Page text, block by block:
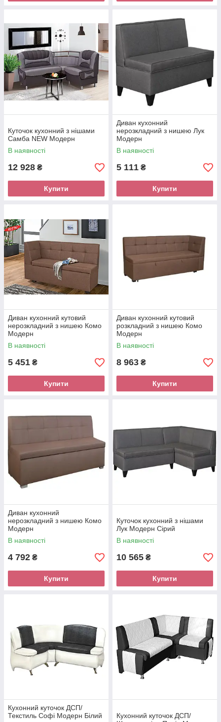
Куточок кухонний з нішами
Самба NEW Модерн
В наявності
12 928 ₴
Купити
Диван кухонний
нерозкладний з нишею Лук
Модерн
В наявності
5 111 ₴
Купити
Диван кухонний кутовий
нерозкладний з нишею Комо
Модерн
В наявності
5 451 ₴
Купити
Диван кухонний кутовий
розкладний з нишею Комо
Модерн
В наявності
8 963 ₴
Купити
Диван кухонний
нерозкладний з нишею Комо
Модерн
В наявності
4 792 ₴
Купити
Куточок кухонний з нішами
Лук Модерн Сірий
В наявності
10 565 ₴
Купити
Кухонний куточок ДСП/
Текстиль Софі Модерн Білий
Кухонний куточок ДСП/